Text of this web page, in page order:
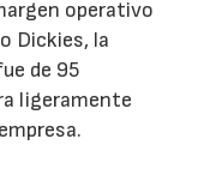
operativo
Dickies, la
de 95
ligeramente